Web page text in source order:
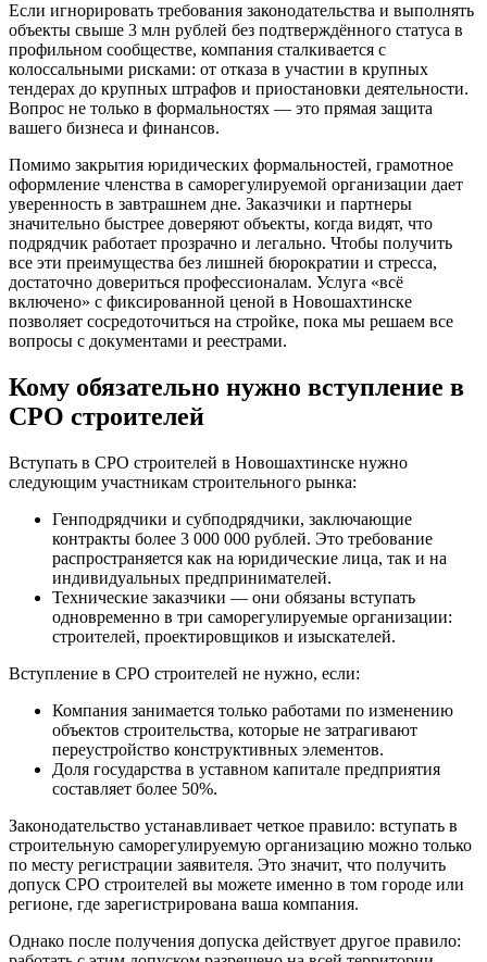
Если игнорировать требования законодательства и выполнять
объекты свыше 3 млн рублей без подтверждённого статуса в
профильном сообществе, компания сталкивается с
колоссальными рисками: от отказа в участии в крупных
тендерах до крупных штрафов и приостановки деятельности.
Вопрос не только в формальностях — это прямая защита
вашего бизнеса и финансов.
Помимо закрытия юридических формальностей, грамотное
оформление членства в саморегулируемой организации дает
уверенность в завтрашнем дне. Заказчики и партнеры
значительно быстрее доверяют объекты, когда видят, что
подрядчик работает прозрачно и легально. Чтобы получить
все эти преимущества без лишней бюрократии и стресса,
достаточно довериться профессионалам. Услуга «всё
включено» с фиксированной ценой в Новошахтинске
позволяет сосредоточиться на стройке, пока мы решаем все
вопросы с документами и реестрами.
Кому обязательно нужно вступление в
СРО строителей
Вступать в СРО строителей в Новошахтинске нужно
следующим участникам строительного рынка:
Генподрядчики и субподрядчики, заключающие
контракты более 3 000 000 рублей. Это требование
распространяется как на юридические лица, так и на
индивидуальных предпринимателей.
Технические заказчики — они обязаны вступать
одновременно в три саморегулируемые организации:
строителей, проектировщиков и изыскателей.
Вступление в СРО строителей не нужно, если:
Компания занимается только работами по изменению
объектов строительства, которые не затрагивают
переустройство конструктивных элементов.
Доля государства в уставном капитале предприятия
составляет более 50%.
Законодательство устанавливает четкое правило: вступать в
строительную саморегулируемую организацию можно только
по месту регистрации заявителя. Это значит, что получить
допуск СРО строителей вы можете именно в том городе или
регионе, где зарегистрирована ваша компания.
Однако после получения допуска действует другое правило: